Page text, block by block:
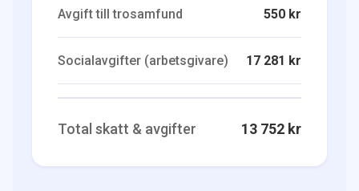
Avgift till trosamfund 550 kr
Socialavgifter (arbetsgivare) 17 281 kr
Total skatt & avgifter 13 752 kr